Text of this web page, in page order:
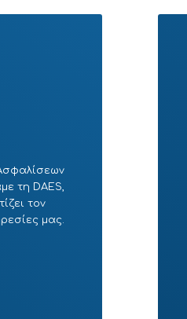
τη DAES,
τον
μας.